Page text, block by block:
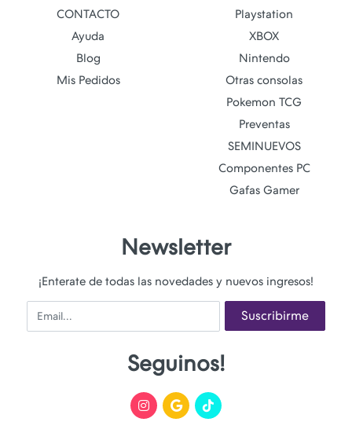
CONTACTO
Ayuda
Blog
Mis Pedidos
Playstation
XBOX
Nintendo
Otras consolas
Pokemon TCG
Preventas
SEMINUEVOS
Componentes PC
Gafas Gamer
Newsletter
¡Enterate de todas las novedades y nuevos ingresos!
Email Suscribirme
Seguinos!